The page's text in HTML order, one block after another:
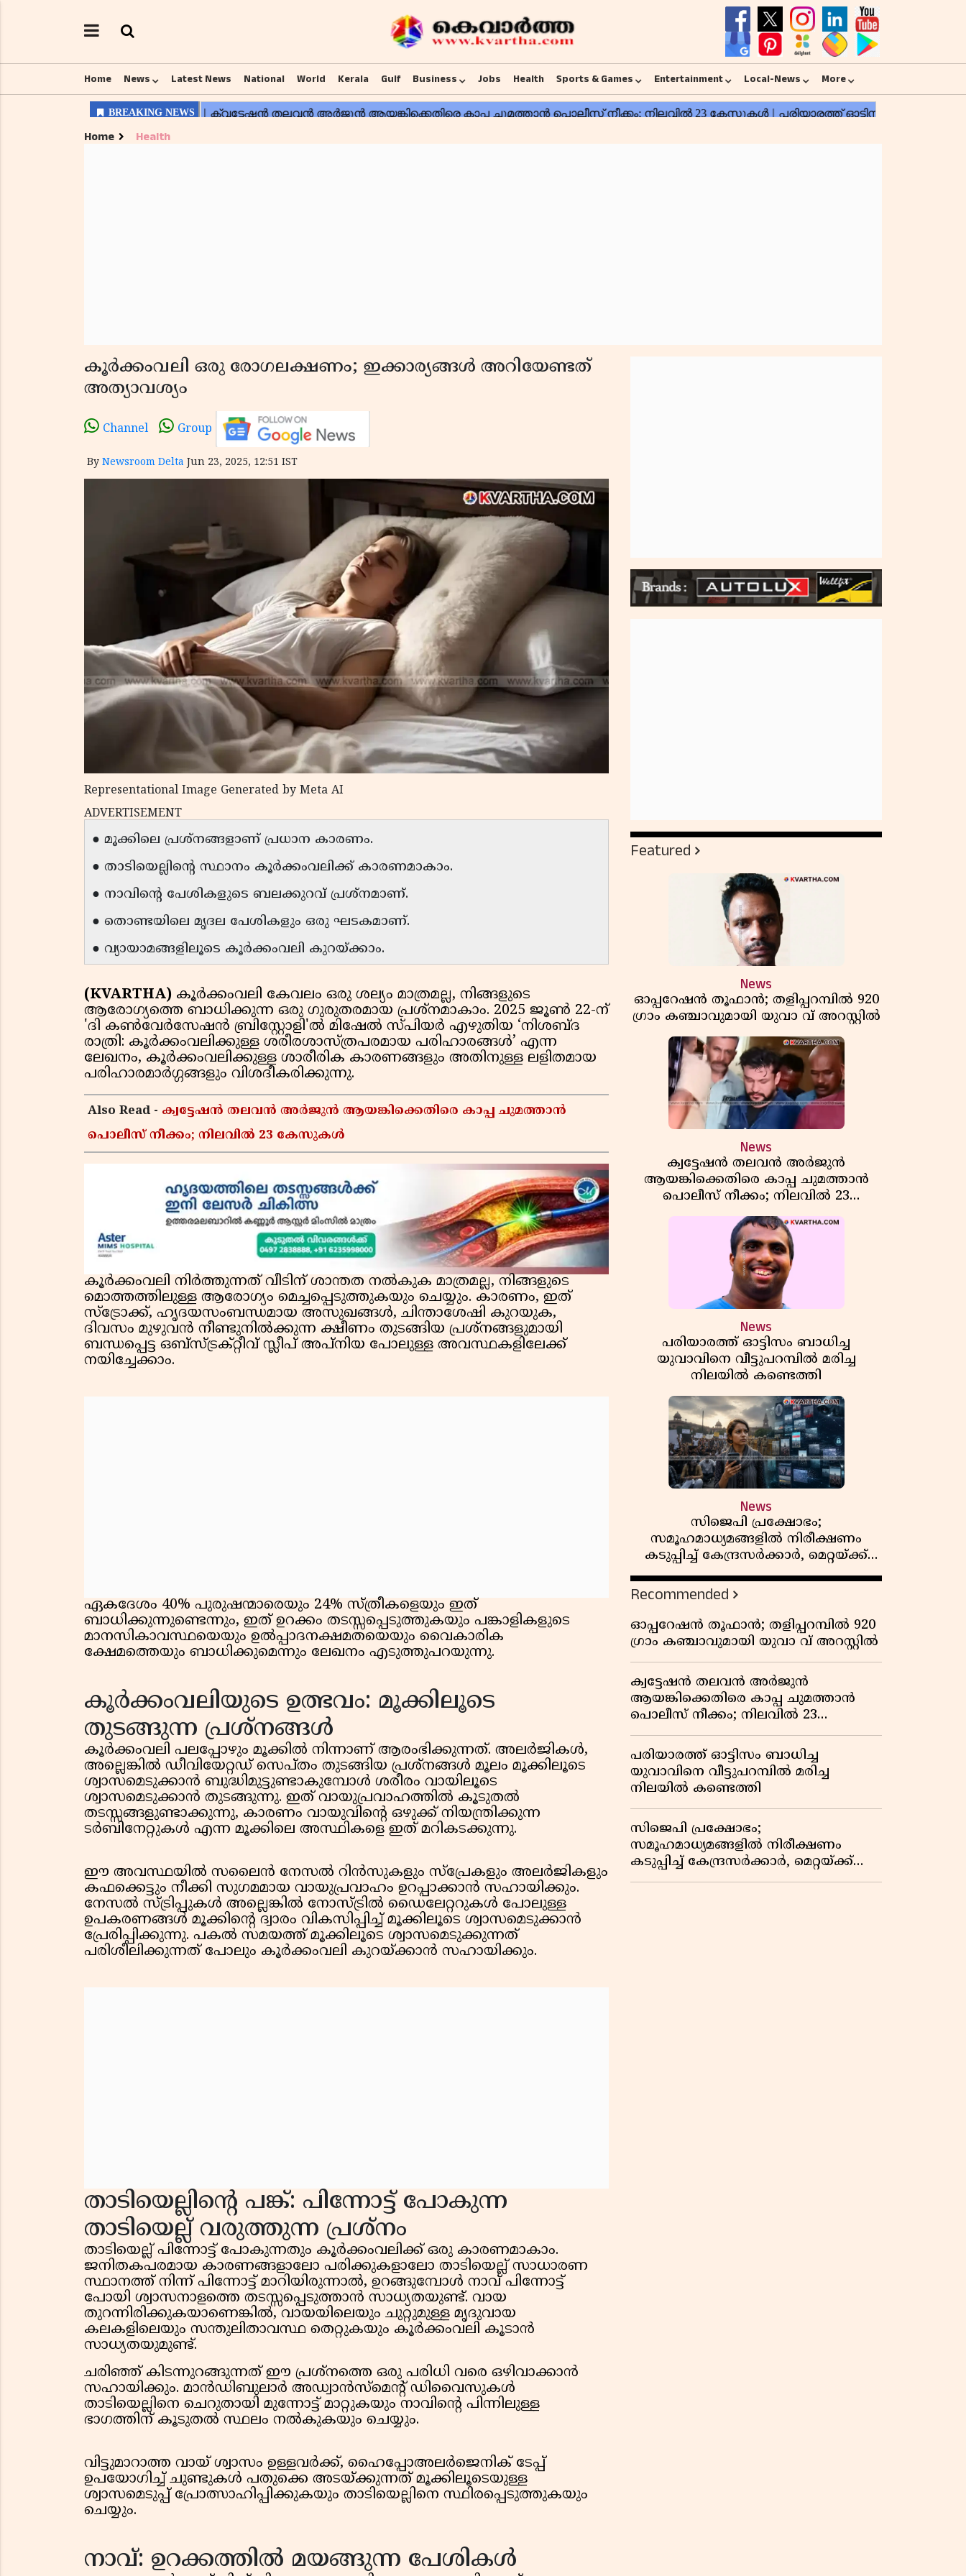
Home News Latest News National World Kerala Gulf Business Jobs Health Sports & Games Entertainment Local-News More
Home Health
കൂർക്കംവലി ഒരു രോഗലക്ഷണം; ഇക്കാര്യങ്ങൾ അറിയേണ്ടത്
അത്യാവശ്യം
Channel Group
By Newsroom Delta Jun 23, 2025, 12:51 IST
Representational Image Generated by Meta AI
ADVERTISEMENT
● മൂക്കിലെ പ്രശ്നങ്ങളാണ് പ്രധാന കാരണം.
● താടിയെല്ലിന്റെ സ്ഥാനം കൂർക്കംവലിക്ക് കാരണമാകാം.
● നാവിൻ്റെ പേശികളുടെ ബലക്കുറവ് പ്രശ്നമാണ്.
● തൊണ്ടയിലെ മൃദല പേശികളും ഒരു ഘടകമാണ്.
● വ്യായാമങ്ങളിലൂടെ കൂർക്കംവലി കുറയ്ക്കാം.
(KVARTHA) കൂർക്കംവലി കേവലം ഒരു ശല്യം മാത്രമല്ല, നിങ്ങളുടെ
ആരോഗ്യത്തെ ബാധിക്കുന്ന ഒരു ഗുരുതരമായ പ്രശ്നമാകാം. 2025 ജൂൺ 22-ന്
'ദി കൺവേർസേഷൻ ബ്രിസ്റ്റോളി'ൽ മിഷേൽ സ്പിയർ എഴുതിയ ‘നിശബ്ദ
രാത്രി: കൂർക്കംവലിക്കുള്ള ശരീരശാസ്ത്രപരമായ പരിഹാരങ്ങൾ’ എന്ന
ലേഖനം, കൂർക്കംവലിക്കുള്ള ശാരീരിക കാരണങ്ങളും അതിനുള്ള ലളിതമായ
പരിഹാരമാർഗ്ഗങ്ങളും വിശദീകരിക്കുന്നു.
Also Read - ക്വട്ടേഷൻ തലവൻ അർജുൻ ആയങ്കിക്കെതിരെ കാപ്പ ചുമത്താൻ
പൊലീസ് നീക്കം; നിലവിൽ 23 കേസുകൾ
കൂർക്കംവലി നിർത്തുന്നത് വീടിന് ശാന്തത നൽകുക മാത്രമല്ല, നിങ്ങളുടെ
മൊത്തത്തിലുള്ള ആരോഗ്യം മെച്ചപ്പെടുത്തുകയും ചെയ്യും. കാരണം, ഇത്
സ്ട്രോക്ക്, ഹൃദയസംബന്ധമായ അസുഖങ്ങൾ, ചിന്താശേഷി കുറയുക,
ദിവസം മുഴുവൻ നീണ്ടുനിൽക്കുന്ന ക്ഷീണം തുടങ്ങിയ പ്രശ്നങ്ങളുമായി
ബന്ധപ്പെട്ട ഒബ്‌സ്ട്രക്റ്റീവ് സ്ലീപ് അപ്നിയ പോലുള്ള അവസ്ഥകളിലേക്ക്
നയിച്ചേക്കാം.
ഏകദേശം 40% പുരുഷന്മാരെയും 24% സ്ത്രീകളെയും ഇത്
ബാധിക്കുന്നുണ്ടെന്നും, ഇത് ഉറക്കം തടസ്സപ്പെടുത്തുകയും പങ്കാളികളുടെ
മാനസികാവസ്ഥയെയും ഉൽപ്പാദനക്ഷമതയെയും വൈകാരിക
ക്ഷേമത്തെയും ബാധിക്കുമെന്നും ലേഖനം എടുത്തുപറയുന്നു.
കൂർക്കംവലിയുടെ ഉത്ഭവം: മൂക്കിലൂടെ
തുടങ്ങുന്ന പ്രശ്നങ്ങൾ
കൂർക്കംവലി പലപ്പോഴും മൂക്കിൽ നിന്നാണ് ആരംഭിക്കുന്നത്. അലർജികൾ,
അല്ലെങ്കിൽ ഡീവിയേറ്റഡ് സെപ്തം തുടങ്ങിയ പ്രശ്നങ്ങൾ മൂലം മൂക്കിലൂടെ
ശ്വാസമെടുക്കാൻ ബുദ്ധിമുട്ടുണ്ടാകുമ്പോൾ ശരീരം വായിലൂടെ
ശ്വാസമെടുക്കാൻ തുടങ്ങുന്നു. ഇത് വായുപ്രവാഹത്തിൽ കൂടുതൽ
തടസ്സങ്ങളുണ്ടാക്കുന്നു, കാരണം വായുവിൻ്റെ ഒഴുക്ക് നിയന്ത്രിക്കുന്ന
ടർബിനേറ്റുകൾ എന്ന മൂക്കിലെ അസ്ഥികളെ ഇത് മറികടക്കുന്നു.
ഈ അവസ്ഥയിൽ സലൈൻ നേസൽ റിൻസുകളും സ്പ്രേകളും അലർജികളും
കഫക്കെട്ടും നീക്കി സുഗമമായ വായുപ്രവാഹം ഉറപ്പാക്കാൻ സഹായിക്കും.
നേസൽ സ്ട്രിപ്പുകൾ അല്ലെങ്കിൽ നോസ്‌ട്രിൽ ഡൈലേറ്ററുകൾ പോലുള്ള
ഉപകരണങ്ങൾ മൂക്കിന്റെ ദ്വാരം വികസിപ്പിച്ച് മൂക്കിലൂടെ ശ്വാസമെടുക്കാൻ
പ്രേരിപ്പിക്കുന്നു. പകൽ സമയത്ത് മൂക്കിലൂടെ ശ്വാസമെടുക്കുന്നത്
പരിശീലിക്കുന്നത് പോലും കൂർക്കംവലി കുറയ്ക്കാൻ സഹായിക്കും.
താടിയെല്ലിന്റെ പങ്ക്: പിന്നോട്ട് പോകുന്ന
താടിയെല്ല് വരുത്തുന്ന പ്രശ്നം
താടിയെല്ല് പിന്നോട്ട് പോകുന്നതും കൂർക്കംവലിക്ക് ഒരു കാരണമാകാം.
ജനിതകപരമായ കാരണങ്ങളാലോ പരിക്കുകളാലോ താടിയെല്ല് സാധാരണ
സ്ഥാനത്ത് നിന്ന് പിന്നോട്ട് മാറിയിരുന്നാൽ, ഉറങ്ങുമ്പോൾ നാവ് പിന്നോട്ട്
പോയി ശ്വാസനാളത്തെ തടസ്സപ്പെടുത്താൻ സാധ്യതയുണ്ട്. വായ
തുറന്നിരിക്കുകയാണെങ്കിൽ, വായയിലെയും ചുറ്റുമുള്ള മൃദുവായ
കലകളിലെയും സന്തുലിതാവസ്ഥ തെറ്റുകയും കൂർക്കംവലി കൂടാൻ
സാധ്യതയുമുണ്ട്.
ചരിഞ്ഞ് കിടന്നുറങ്ങുന്നത് ഈ പ്രശ്നത്തെ ഒരു പരിധി വരെ ഒഴിവാക്കാൻ
സഹായിക്കും. മാൻഡിബുലാർ അഡ്വാൻസ്‌മെൻ്റ് ഡിവൈസുകൾ
താടിയെല്ലിനെ ചെറുതായി മുന്നോട്ട് മാറ്റുകയും നാവിൻ്റെ പിന്നിലുള്ള
ഭാഗത്തിന് കൂടുതൽ സ്ഥലം നൽകുകയും ചെയ്യും.
വിട്ടുമാറാത്ത വായ്‌ ശ്വാസം ഉള്ളവർക്ക്, ഹൈപ്പോഅലർജെനിക് ടേപ്പ്
ഉപയോഗിച്ച് ചുണ്ടുകൾ പതുക്കെ അടയ്ക്കുന്നത് മൂക്കിലൂടെയുള്ള
ശ്വാസമെടുപ്പ് പ്രോത്സാഹിപ്പിക്കുകയും താടിയെല്ലിനെ സ്ഥിരപ്പെടുത്തുകയും
ചെയ്യും.
നാവ്: ഉറക്കത്തിൽ മയങ്ങുന്ന പേശികൾ
Featured
News
ഓപ്പറേഷൻ തൂഫാൻ; തളിപ്പറമ്പിൽ 920
ഗ്രാം കഞ്ചാവുമായി യുവാ വ് അറസ്റ്റിൽ
News
ക്വട്ടേഷൻ തലവൻ അർജുൻ
ആയങ്കിക്കെതിരെ കാപ്പ ചുമത്താൻ
പൊലീസ് നീക്കം; നിലവിൽ 23
കേസുകൾ
News
പരിയാരത്ത് ഓട്ടിസം ബാധിച്ച
യുവാവിനെ വീട്ടുപറമ്പിൽ മരിച്ച
നിലയിൽ കണ്ടെത്തി
News
സിജെപി പ്രക്ഷോഭം;
സമൂഹമാധ്യമങ്ങളിൽ നിരീക്ഷണം
കടുപ്പിച്ച് കേന്ദ്രസർക്കാർ, മെറ്റയ്ക്ക്
നിർദേശം
Recommended
ഓപ്പറേഷൻ തൂഫാൻ; തളിപ്പറമ്പിൽ 920
ഗ്രാം കഞ്ചാവുമായി യുവാ വ് അറസ്റ്റിൽ
ക്വട്ടേഷൻ തലവൻ അർജുൻ
ആയങ്കിക്കെതിരെ കാപ്പ ചുമത്താൻ
പൊലീസ് നീക്കം; നിലവിൽ 23
കേസുകൾ
പരിയാരത്ത് ഓട്ടിസം ബാധിച്ച
യുവാവിനെ വീട്ടുപറമ്പിൽ മരിച്ച
നിലയിൽ കണ്ടെത്തി
സിജെപി പ്രക്ഷോഭം;
സമൂഹമാധ്യമങ്ങളിൽ നിരീക്ഷണം
കടുപ്പിച്ച് കേന്ദ്രസർക്കാർ, മെറ്റയ്ക്ക്
നിർദേശം